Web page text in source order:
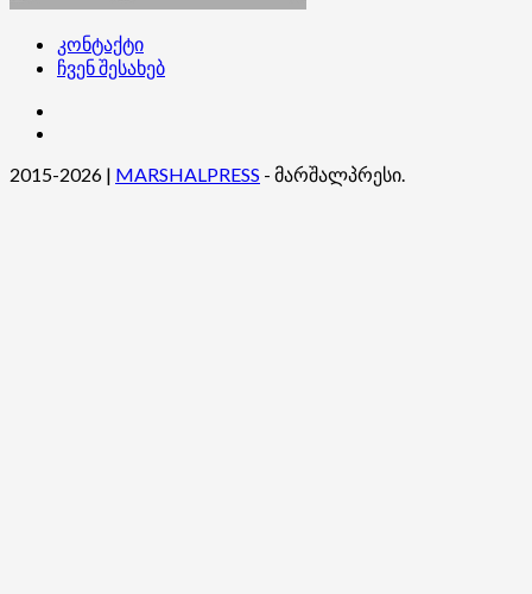
კონტაქტი
ჩვენ შესახებ
2015-2026 | MARSHALPRESS - მარშალპრესი.